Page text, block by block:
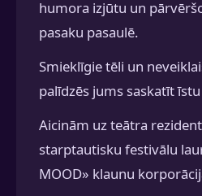
humora izjūtu un
pasaku pasaulē.
Smieklīgie tēli un
palīdzēs jums saskatīt
Aicinām uz teātra
starptautisku festivālu
MOOD» klaunu